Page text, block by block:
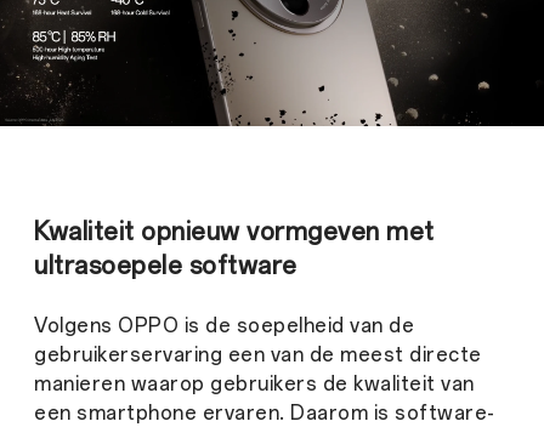
Kwaliteit opnieuw vormgeven met
ultrasoepele software
Volgens OPPO is de soepelheid van de
gebruikerservaring een van de meest directe
manieren waarop gebruikers de kwaliteit van
een smartphone ervaren. Daarom is software-